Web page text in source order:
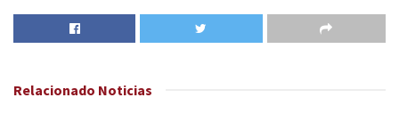
Relacionado Noticias